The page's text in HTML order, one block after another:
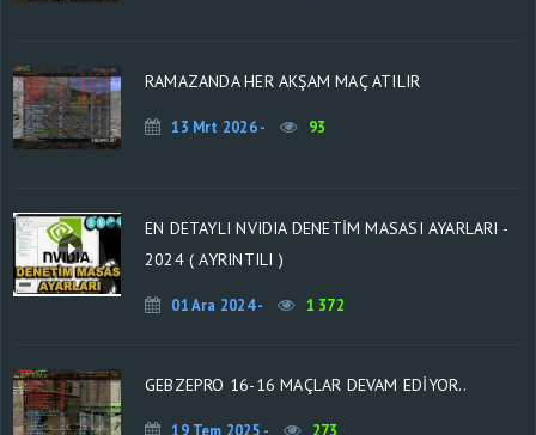
RAMAZANDA HER AKŞAM MAÇ ATILIR
13 Mrt 2026 - 93
EN DETAYLI NVIDIA DENETIM MASASI AYARLARI -
2024 ( AYRINTILI )
01 Ara 2024 - 1 372
GEBZEPRO 16-16 MAÇLAR DEVAM EDIYOR..
19 Tem 2025 - 273